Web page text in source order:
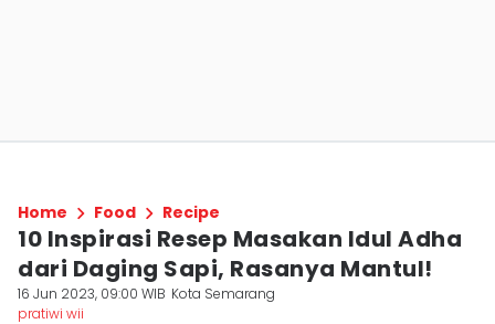
Home Food Recipe
10 Inspirasi Resep Masakan Idul Adha
dari Daging Sapi, Rasanya Mantul!
16 Jun 2023, 09:00 WIB Kota Semarang
pratiwi wii